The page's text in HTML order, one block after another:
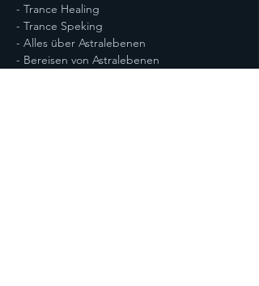
- Trance Healing
- Trance Speking
- Alles über Astralebenen
- Bereisen von Astralebenen